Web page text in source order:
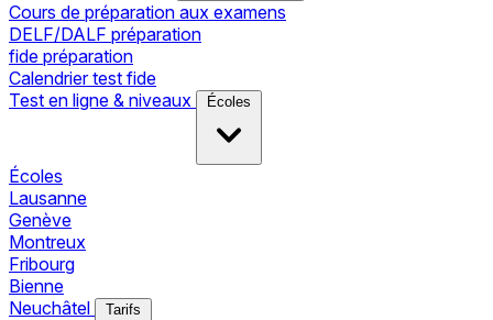
Cours de préparation aux examens
DELF/DALF préparation
fide préparation
Calendrier test fide
Test en ligne & niveaux
Écoles
Écoles
Lausanne
Genève
Montreux
Fribourg
Bienne
Neuchâtel
Tarifs